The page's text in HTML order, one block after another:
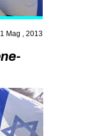
1 Mag , 2013